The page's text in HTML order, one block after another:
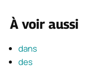
À voir aussi
dans
des